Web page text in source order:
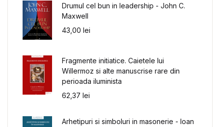
Drumul cel bun in leadership - John C.
Maxwell
43,00 lei
Fragmente initiatice. Caietele lui
Willermoz si alte manuscrise rare din
perioada iluminista
62,37 lei
Arhetipuri si simboluri in masonerie - Ioan